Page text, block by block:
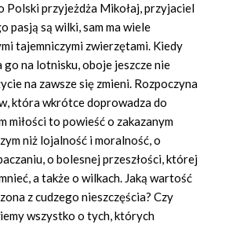
Polski przyjeżdża Mikołaj, przyjaciel
pasją są wilki, sam ma wiele
tajemniczymi zwierzętami. Kiedy
go na lotnisku, oboje jeszcze nie
na zawsze się zmieni. Rozpoczyna
która wkrótce doprowadza do
miłości to powieść o zakazanym
niż lojalność i moralność, o
o bolesnej przeszłości, której
a także o wilkach. Jaką wartość
z cudzego nieszczęścia? Czy
wszystko o tych, których